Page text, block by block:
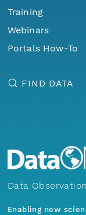
Training
Webinars
Portals How-To
FIND DATA
Data
Enabling new